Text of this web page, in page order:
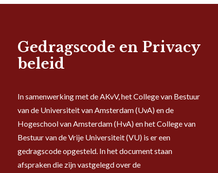
Gedragscode en Privacy
beleid
In samenwerking met de AKvV, het College van Bestuur
van de Universiteit van Amsterdam (UvA) en de
Hogeschool van Amsterdam (HvA) en het College van
Bestuur van de Vrije Universiteit (VU) is er een
gedragscode opgesteld. In het document staan
afspraken die zijn vastgelegd over de